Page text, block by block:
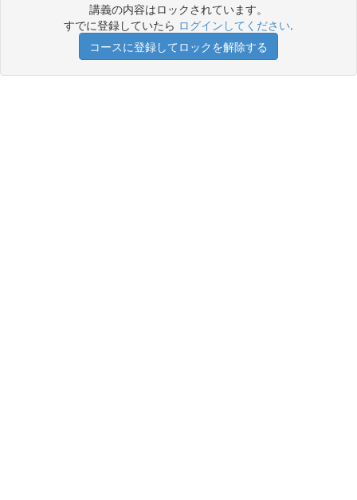
講義の内容はロックされています。
すでに登録していたら ログインしてください.
コースに登録してロックを解除する